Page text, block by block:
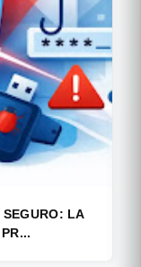
SEGURO: LA